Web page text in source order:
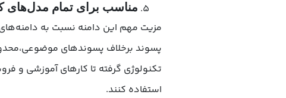
مناسب برای تمام مدل‌های
پسوند برخلاف پسوندهای
استفاده کنند.